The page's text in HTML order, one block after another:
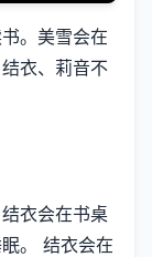
。 美雪会在
结衣、莉音不
结衣会在书桌
。
结衣会在